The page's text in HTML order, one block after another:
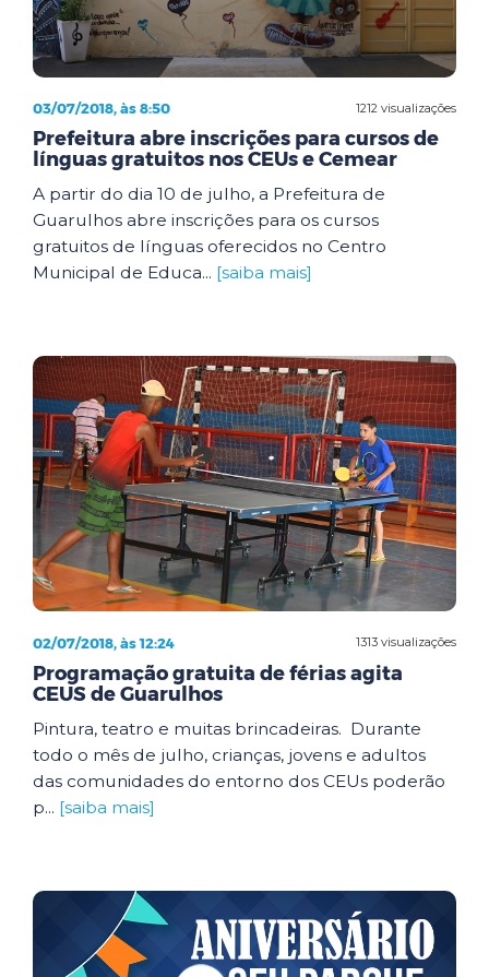
1212 visualizações
03/07/2018, às 8:50
Prefeitura abre inscrições para cursos de
línguas gratuitos nos CEUs e Cemear
A partir do dia 10 de julho, a Prefeitura de
Guarulhos abre inscrições para os cursos
gratuitos de línguas oferecidos no Centro
Municipal de Educa... [saiba mais]
1313 visualizações
02/07/2018, às 12:24
Programação gratuita de férias agita
CEUS de Guarulhos
Pintura, teatro e muitas brincadeiras. Durante
todo o mês de julho, crianças, jovens e adultos
das comunidades do entorno dos CEUs poderão
p... [saiba mais]